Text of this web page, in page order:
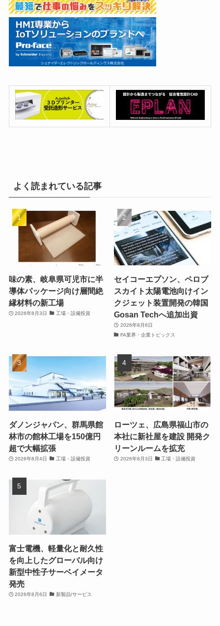
よく読まれている記事
味の素、岐阜県可児市に半
導体パッケージ向け層間絶
縁材料の新工場
2026年8月3日 工場・設備投資
セイコーエプソン、ペロブ
スカイト太陽電池向けイン
クジェット装置開発の韓国
Gosan Techへ追加出資
2026年8月6日
FA業界・企業トピックス
ダノンジャパン、群馬県館
林市の館林工場を150億円
超で大幅拡張
2026年8月4日 工場・設備投資
ローツェ、広島県福山市の
本社に新社屋を建設 開発ク
リーンルームを拡充
2026年8月3日 工場・設備投資
富士電機、軽量化と耐久性
を向上したグローバル向け
新型中性子サーベイメータ
発売
2026年8月6日 新製品/サービス